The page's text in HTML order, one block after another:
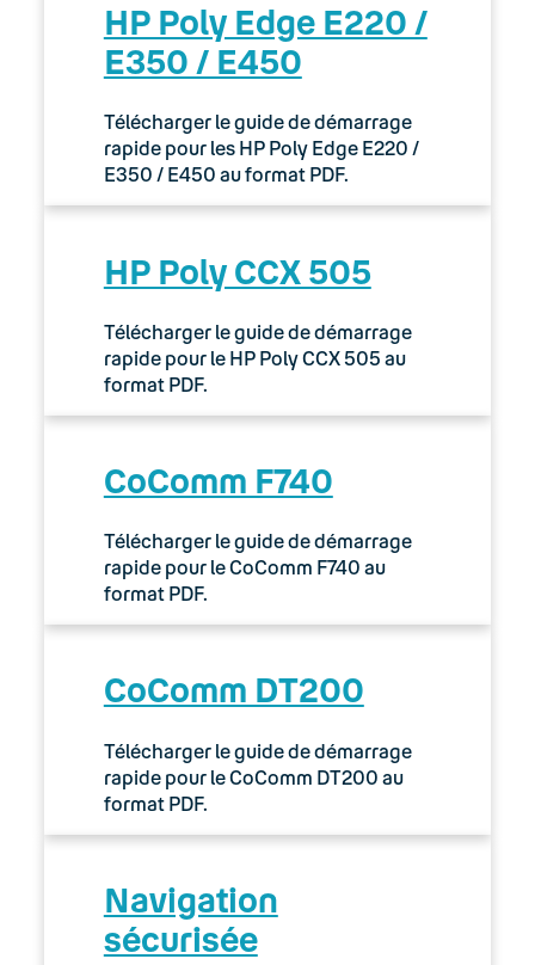
HP Poly Edge E220 /
E350 / E450
Télécharger le guide de démarrage
rapide pour les HP Poly Edge E220 /
E350 / E450 au format PDF.
HP Poly CCX 505
Télécharger le guide de démarrage
rapide pour le HP Poly CCX 505 au
format PDF.
CoComm F740
Télécharger le guide de démarrage
rapide pour le CoComm F740 au
format PDF.
CoComm DT200
Télécharger le guide de démarrage
rapide pour le CoComm DT200 au
format PDF.
Navigation
sécurisée